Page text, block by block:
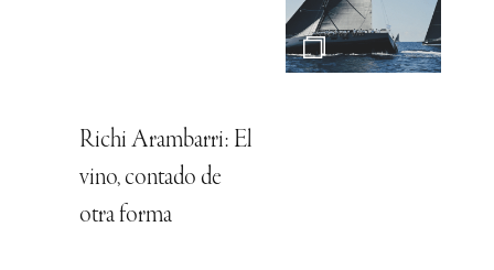
Richi Arambarri: El
vino, contado de
otra forma